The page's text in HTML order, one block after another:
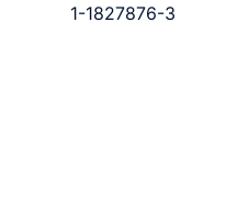
1-1827876-3